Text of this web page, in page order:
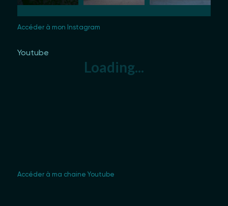
Accéder à mon Instagram
Youtube
Accéder à ma chaine Youtube